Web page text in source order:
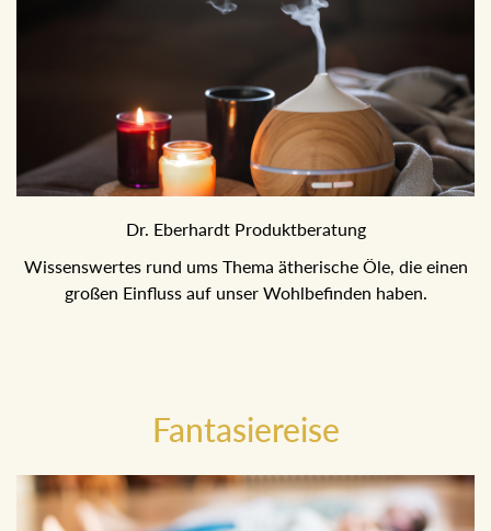
Dr. Eberhardt Produktberatung
Wissenswertes rund ums Thema ätherische Öle, die einen
großen Einfluss auf unser Wohlbefinden haben.
Fantasiereise